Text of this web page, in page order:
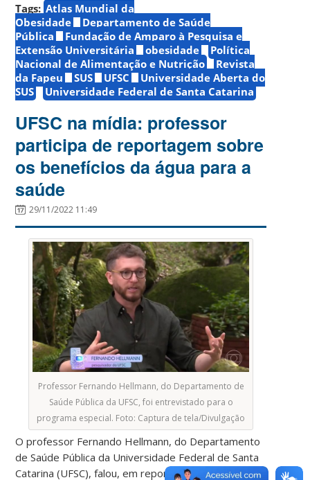
Tags: Atlas Mundial da
Obesidade
Departamento de Saúde
Pública
Fundação de Amparo à Pesquisa e
Extensão Universitária
obesidade
Política
Nacional de Alimentação e Nutrição
Revista
da Fapeu
SUS UFSC
Universidade Aberta do
SUS
Universidade Federal de Santa Catarina
UFSC na mídia: professor
participa de reportagem sobre
os benefícios da água para a
saúde
29/11/2022 11:49
Professor Fernando Hellmann, do Departamento de
Saúde Pública da UFSC, foi entrevistado para o
programa especial. Foto: Captura de tela/Divulgação
O professor Fernando Hellmann, do Departamento
de Saúde Pública da Universidade Federal de Santa
Catarina (UFSC), falou, em reportagem exibida no